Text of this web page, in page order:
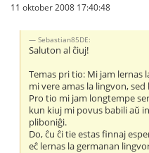
11 oktober 2008 17:40:48
Sebastian85DE:
Saluton al ĉiuj!
Temas pri tio: Mi jam lernas
mi vere amas la lingvon,
Pro tio mi jam longtempe
kun kiuj mi povus babili aŭ
pliboniĝi.
Do, ĉu ĉi tie estas finnaj
eĉ lernas la germanan